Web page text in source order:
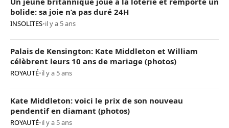
bolide: sa joie n’a pas duré 24H
INSOLITES•il y a 5 ans
Palais de Kensington: Kate Middleton et William
célèbrent leurs 10 ans de mariage (photos)
ROYAUTÉ•il y a 5 ans
Kate Middleton: voici le prix de son nouveau
pendentif en diamant (photos)
ROYAUTÉ•il y a 5 ans